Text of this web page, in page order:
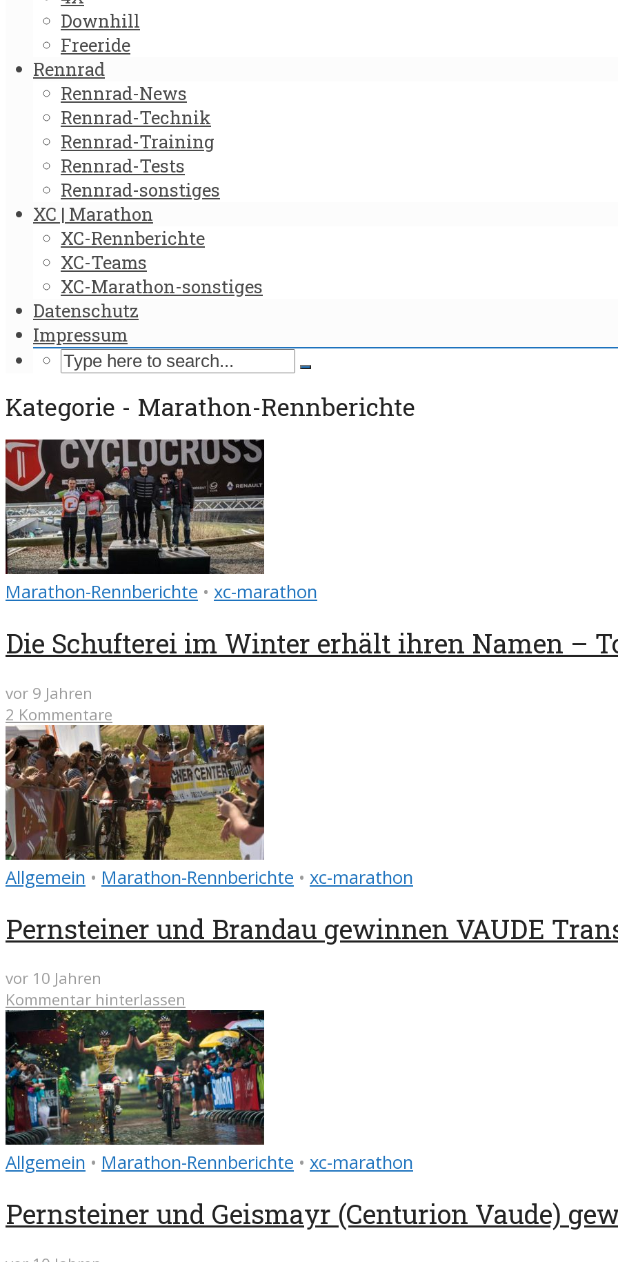
Downhill
Freeride
Rennrad
Rennrad-News
Rennrad-Technik
Rennrad-Training
Rennrad-Tests
Rennrad-sonstiges
XC | Marathon
XC-Rennberichte
XC-Teams
XC-Marathon-sonstiges
Datenschutz
Impressum
Kategorie - Marathon-Rennberichte
Marathon-Rennberichte • xc-marathon
Die Schufterei im Winter erhält ihren Namen –
vor 9 Jahren
2 Kommentare
Allgemein • Marathon-Rennberichte • xc-marathon
Pernsteiner und Brandau gewinnen VAUDE
vor 10 Jahren
Kommentar hinterlassen
Allgemein • Marathon-Rennberichte • xc-marathon
Pernsteiner und Geismayr (Centurion Vaude)